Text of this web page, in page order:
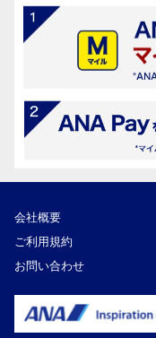
会社概要
ご利用規約
お問い合わせ